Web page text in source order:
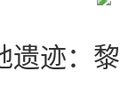
遗迹：